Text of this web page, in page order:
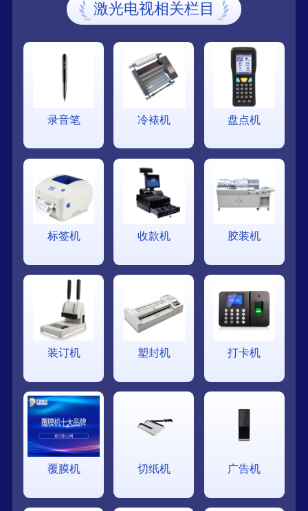
激光电视相关栏目
录音笔 冷裱机 盘点机
标签机 收款机 胶装机
装订机 塑封机 打卡机
覆膜机 切纸机 广告机